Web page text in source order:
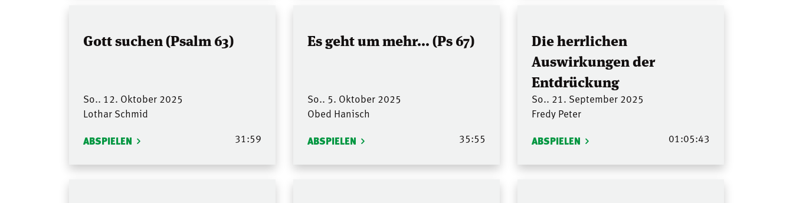
Gott suchen (Psalm 63)
So.. 12. Oktober 2025
Lothar Schmid
ABSPIELEN 31:59
Es geht um mehr... (Ps 67)
So.. 5. Oktober 2025
Obed Hanisch
ABSPIELEN 35:55
Die herrlichen
Auswirkungen der
Entdrückung
So.. 21. September 2025
Fredy Peter
ABSPIELEN 01:05:43